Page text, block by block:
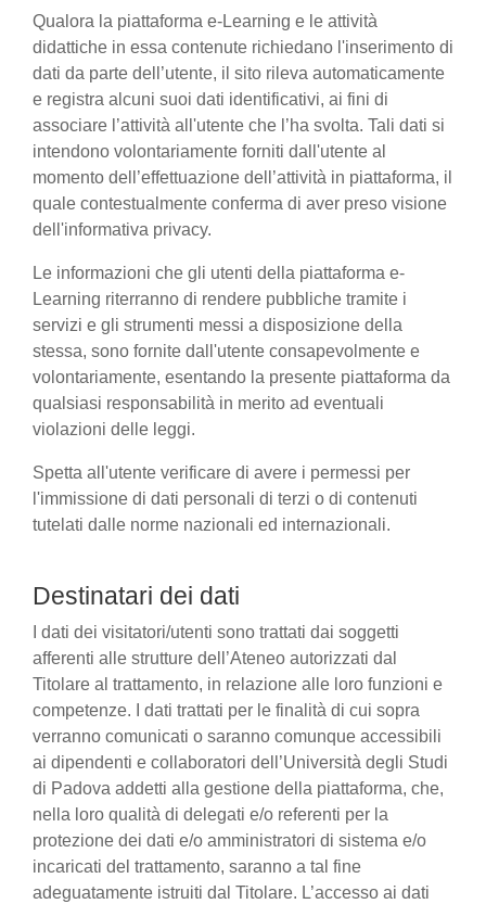
Qualora la piattaforma e-Learning e le attività
didattiche in essa contenute richiedano l'inserimento di
dati da parte dell’utente, il sito rileva automaticamente
e registra alcuni suoi dati identificativi, ai fini di
associare l’attività all'utente che l’ha svolta. Tali dati si
intendono volontariamente forniti dall'utente al
momento dell’effettuazione dell’attività in piattaforma, il
quale contestualmente conferma di aver preso visione
dell'informativa privacy.
Le informazioni che gli utenti della piattaforma e-
Learning riterranno di rendere pubbliche tramite i
servizi e gli strumenti messi a disposizione della
stessa, sono fornite dall'utente consapevolmente e
volontariamente, esentando la presente piattaforma da
qualsiasi responsabilità in merito ad eventuali
violazioni delle leggi.
Spetta all'utente verificare di avere i permessi per
l'immissione di dati personali di terzi o di contenuti
tutelati dalle norme nazionali ed internazionali.
Destinatari dei dati
I dati dei visitatori/utenti sono trattati dai soggetti
afferenti alle strutture dell’Ateneo autorizzati dal
Titolare al trattamento, in relazione alle loro funzioni e
competenze. I dati trattati per le finalità di cui sopra
verranno comunicati o saranno comunque accessibili
ai dipendenti e collaboratori dell’Università degli Studi
di Padova addetti alla gestione della piattaforma, che,
nella loro qualità di delegati e/o referenti per la
protezione dei dati e/o amministratori di sistema e/o
incaricati del trattamento, saranno a tal fine
adeguatamente istruiti dal Titolare. L’accesso ai dati